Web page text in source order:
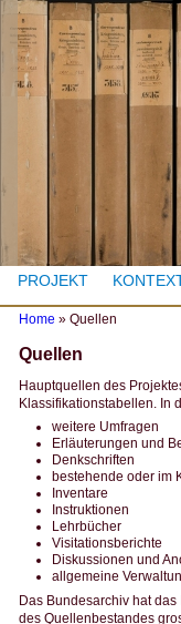
PROJEKT
Y
o
u
a
r
Home » Quellen
Quellen
Hauptquellen des
Klassifikationstabellen. In
weitere Umfragen
Erläuterungen und
Denkschriften
bestehende oder im
Inventare
Instruktionen
Lehrbücher
Visitationsberichte
Diskussionen und
allgemeine
Das Bundesarchiv hat
des Quellenbestandes